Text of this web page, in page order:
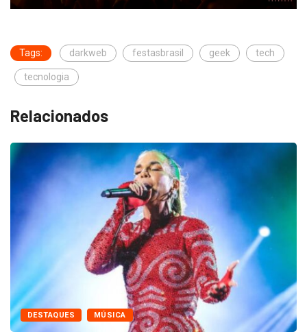
Tags: darkweb festasbrasil geek tech
tecnologia
Relacionados
DESTAQUES MÚSICA